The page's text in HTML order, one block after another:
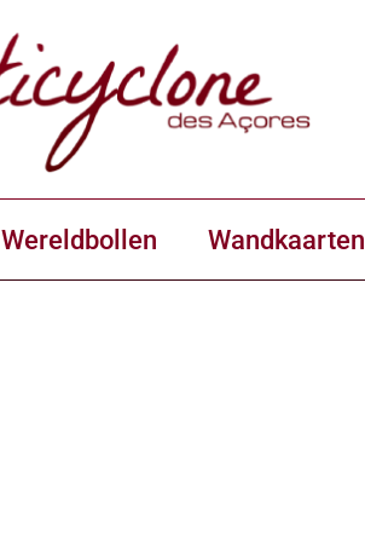
Wereldbollen Wandkaarten